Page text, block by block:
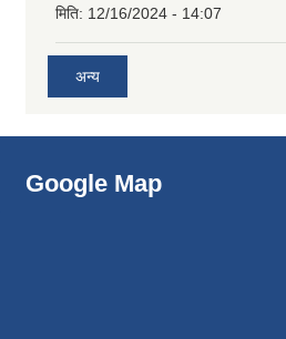
मिति: 12/16/2024 - 14:07
अन्य
Google Map